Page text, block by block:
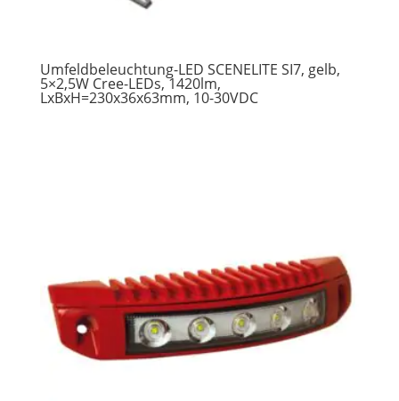
Umfeldbeleuchtung-LED SCENELITE SI7, gelb,
5×2,5W Cree-LEDs, 1420lm,
LxBxH=230x36x63mm, 10-30VDC